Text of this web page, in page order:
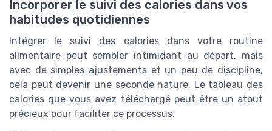
Incorporer le suivi des calories dans vos
habitudes quotidiennes
Intégrer le suivi des calories dans votre routine
alimentaire peut sembler intimidant au départ, mais
avec de simples ajustements et un peu de discipline,
cela peut devenir une seconde nature. Le tableau des
calories que vous avez téléchargé peut être un atout
précieux pour faciliter ce processus.